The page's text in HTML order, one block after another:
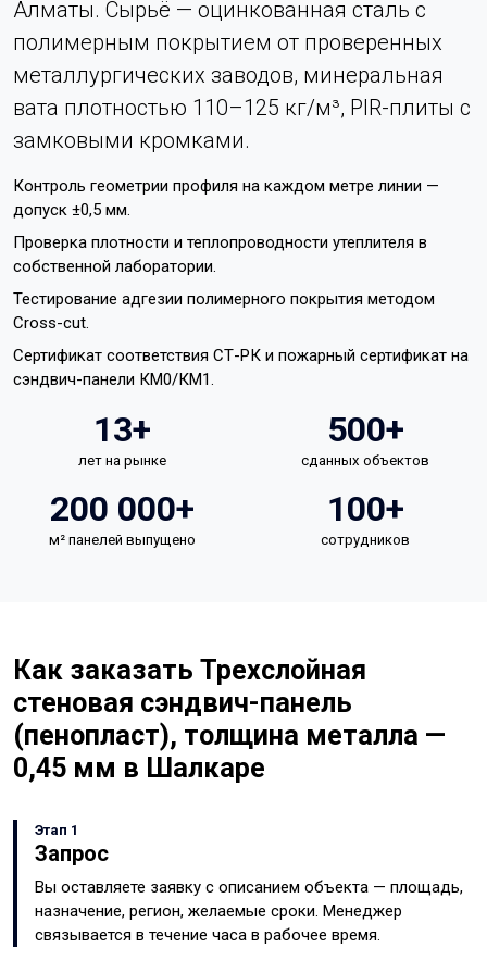
Алматы. Сырьё — оцинкованная сталь с
полимерным покрытием от проверенных
металлургических заводов, минеральная
вата плотностью 110–125 кг/м³, PIR-плиты с
замковыми кромками.
Контроль геометрии профиля на каждом метре линии —
допуск ±0,5 мм.
Проверка плотности и теплопроводности утеплителя в
собственной лаборатории.
Тестирование адгезии полимерного покрытия методом
Cross-cut.
Сертификат соответствия СТ-РК и пожарный сертификат на
сэндвич-панели КМ0/КМ1.
13+
лет на рынке
500+
сданных объектов
200 000+
м² панелей выпущено
100+
сотрудников
Как заказать Трехслойная
стеновая сэндвич-панель
(пенопласт), толщина металла —
0,45 мм в Шалкаре
Этап 1
Запрос
Вы оставляете заявку с описанием объекта — площадь,
назначение, регион, желаемые сроки. Менеджер
связывается в течение часа в рабочее время.